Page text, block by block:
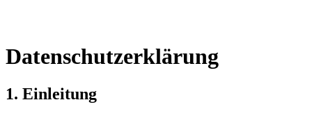
Datenschutzerklärung
1. Einleitung